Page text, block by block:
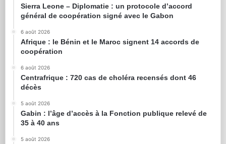
Sierra Leone – Diplomatie : un protocole d’accord
général de coopération signé avec le Gabon
6 août 2026
Afrique : le Bénin et le Maroc signent 14 accords de
coopération
6 août 2026
Centrafrique : 720 cas de choléra recensés dont 46
décès
5 août 2026
Gabin : l’âge d’accès à la Fonction publique relevé de
35 à 40 ans
5 août 2026